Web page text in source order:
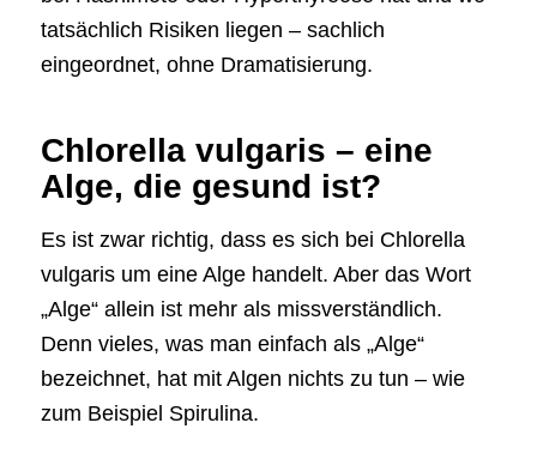
tatsächlich Risiken liegen – sachlich
eingeordnet, ohne Dramatisierung.
Chlorella vulgaris – eine
Alge, die gesund ist?
Es ist zwar richtig, dass es sich bei Chlorella
vulgaris um eine Alge handelt. Aber das Wort
„Alge“ allein ist mehr als missverständlich.
Denn vieles, was man einfach als „Alge“
bezeichnet, hat mit Algen nichts zu tun – wie
zum Beispiel Spirulina.